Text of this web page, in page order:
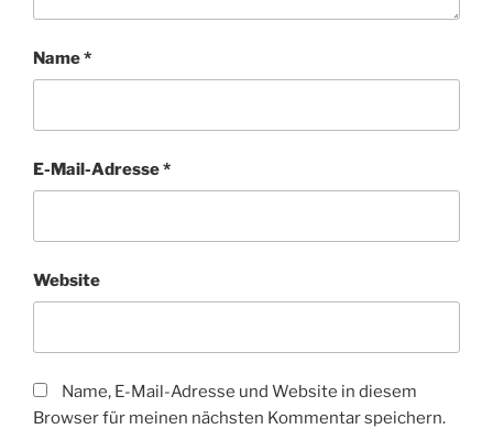
Name*
E-Mail-Adresse*
Website
Name, E-Mail-Adresse und Website in diesem
Browser für meinen nächsten Kommentar speichern.